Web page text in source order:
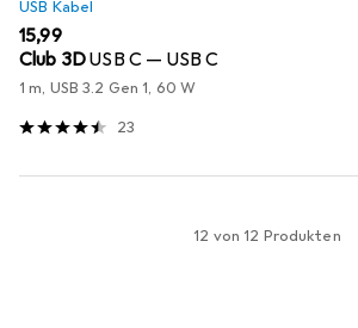
USB Kabel
EUR
15,99
Club 3DUSB C — USB C
1 m, USB 3.2 Gen 1, 60 W
23
12 von 12 Produkten